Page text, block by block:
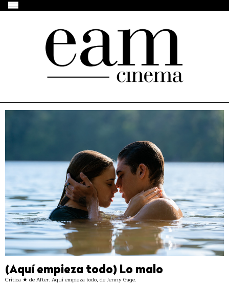
(Aquí empieza todo) Lo malo
Crítica ★ de After. Aquí empieza todo, de Jenny Gage.